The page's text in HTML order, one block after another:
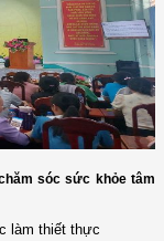
sóc sức khỏe tâm
làm thiết thực